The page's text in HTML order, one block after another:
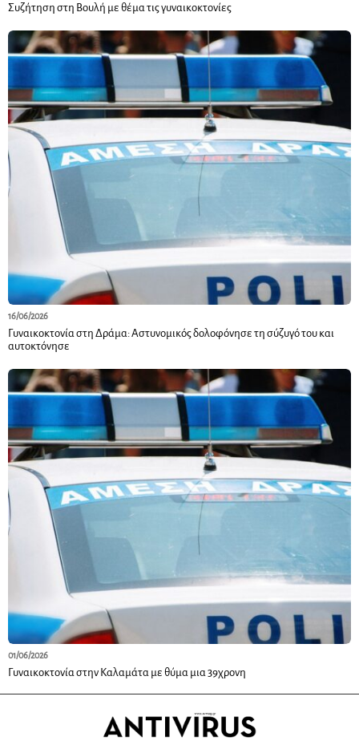
Συζήτηση στη Βουλή με θέμα τις γυναικοκτονίες
16/06/2026
Γυναικοκτονία στη Δράμα: Αστυνομικός δολοφόνησε τη σύζυγό του και
αυτοκτόνησε
01/06/2026
Γυναικοκτονία στην Καλαμάτα με θύμα μια 39χρονη